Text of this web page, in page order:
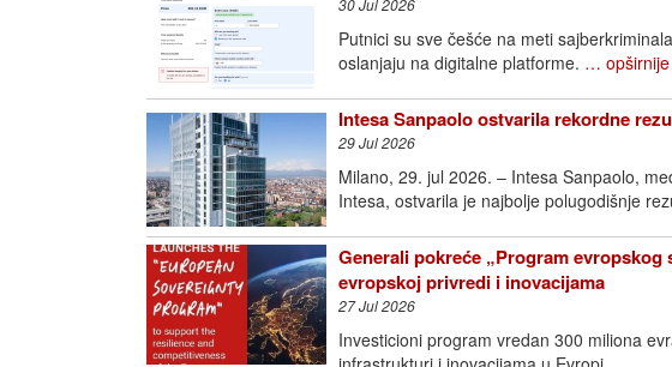
30 Jul 2026
Putnici su sve češće na meti
oslanjaju na digitalne platforme. … opširnije
Intesa Sanpaolo ostvarila rekordne
29 Jul 2026
Milano, 29. jul 2026. – Intesa Sanpaolo,
Intesa, ostvarila je najbolje polugodišnje
Generali pokreće „Program
evropskoj privredi i inovacijama
27 Jul 2026
Investicioni program vredan 300 miliona